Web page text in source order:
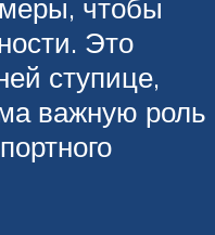
чтобы
Это
ступице,
важную роль